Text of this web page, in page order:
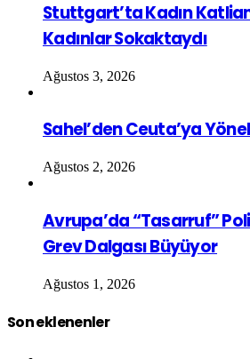
Stuttgart’ta Kadın
Kadınlar Sokaktaydı
Ağustos 3, 2026
Sahel’den Ceuta’ya
Ağustos 2, 2026
Avrupa’da “Tasarruf”
Grev Dalgası Büyüyor
Ağustos 1, 2026
Son eklenenler